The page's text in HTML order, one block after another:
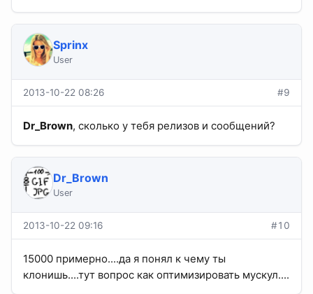
Sprinx
User
2013-10-22 08:26 #9
Dr_Brown, сколько у тебя релизов и сообщений?
Dr_Brown
User
2013-10-22 09:16 #10
15000 примерно....да я понял к чему ты
клонишь....тут вопрос как оптимизировать мускул....